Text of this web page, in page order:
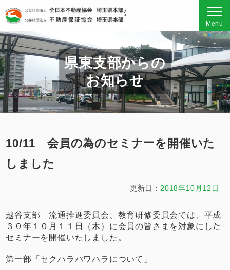
公益社団法人 全日本不動
Menu
県東支部からの
お知らせ
10/11 会員の為のセミナーを開催いた
しました
更新日： 2018年10月12日
越谷支部 流通推進委員会、教育研修委員会では、平成
３０年１０月１１日（木）に会員の皆さまを対象にした
セミナーを開催いたしました。
第一部「セクハラパワハラについて」